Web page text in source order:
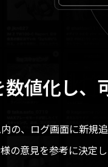
値化し、
の、ログ画面に新規
の意見を参考に決定し